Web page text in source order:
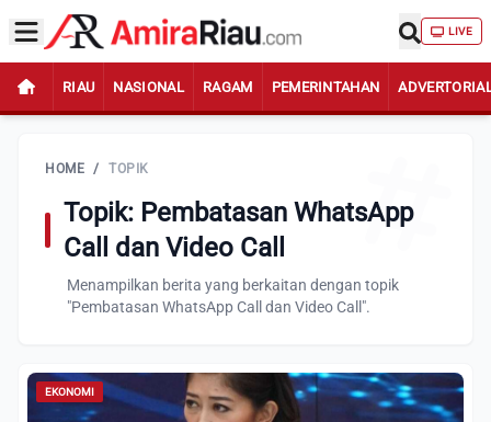
LIVE
RIAU NASIONAL RAGAM PEMERINTAHAN
HOME / TOPIK
Topik: Pembatasan WhatsApp
Call dan Video Call
Menampilkan berita yang berkaitan dengan topik
"Pembatasan WhatsApp Call dan Video Call".
EKONOMI